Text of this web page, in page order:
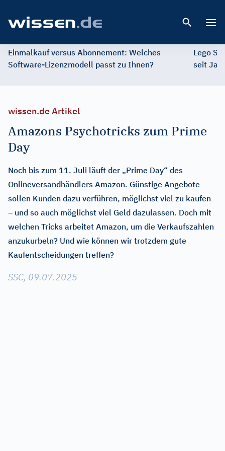
Einmalkauf versus Abonnement: Welches
Software-Lizenzmodell passt zu Ihnen?
Lego
seit
wissen.de Artikel
Amazons Psychotricks zum Prime
Day
Noch bis zum 11. Juli läuft der „Prime Day“ des
Onlineversandhändlers Amazon. Günstige Angebote
sollen Kunden dazu verführen, möglichst viel zu kaufen
– und so auch möglichst viel Geld dazulassen. Doch mit
welchen Tricks arbeitet Amazon, um die Verkaufszahlen
anzukurbeln? Und wie können wir trotzdem gute
Kaufentscheidungen treffen?
SSC, 09.07.2025